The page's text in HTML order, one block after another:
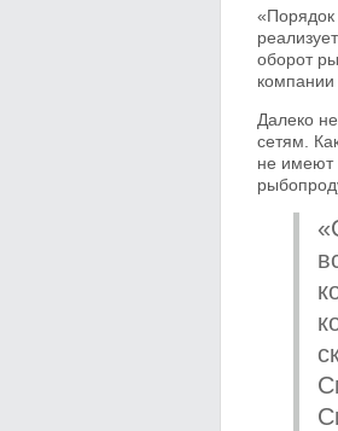
«Порядок
оборот
Далеко
сетям.
не имеют